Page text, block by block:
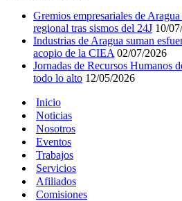
Gremios empresariales de
regional tras sismos del 24J 10/
Industrias de Aragua suman
acopio de la CIEA 02/07/2026
Jornadas de Recursos Humanos
todo lo alto 12/05/2026
Inicio
Noticias
Nosotros
Eventos
Trabajos
Servicios
Afiliados
Comisiones